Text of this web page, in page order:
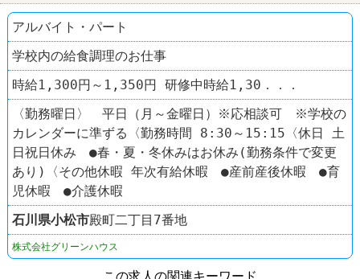
アルバイト・パート
学校内の給食調理のお仕事
時給1,300円～1,350円 研修中時給1,30．．．
〈勤務曜日〉 平日（月～金曜日）※応相談可 ※学校の
カレンダーに準ずる〈勤務時間 8:30～15:15〈休日 土
日祝日休み ●春・夏・冬休みはお休み(勤務条件で変更
あり)〈その他休暇 年次有給休暇 ●産前産後休暇 ●育
児休暇 ●介護休暇
石川県小松市殿町二丁目7番地
株式会社グリーンハウス
この求人の関連キーワード